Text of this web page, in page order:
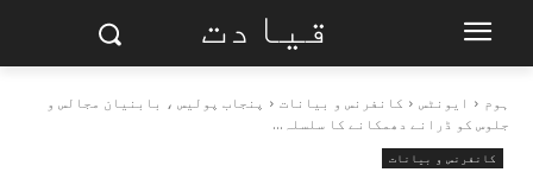
قیادت
ہوم ایونٹس کانفرنس و بیانات
پنجاب پولیس ، بابنیان مجالس و
جلوس کو ڈرانے دھمکانے کا سلسلہ...
کانفرنس و بیانات